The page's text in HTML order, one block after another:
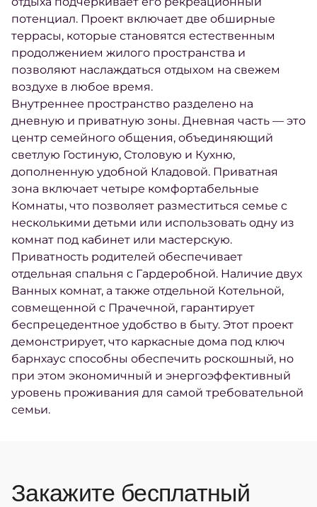
потенциал. Проект включает две обширные
террасы, которые становятся естественным
продолжением жилого пространства и
позволяют наслаждаться отдыхом на свежем
воздухе в любое время.
Внутреннее пространство разделено на
дневную и приватную зоны. Дневная часть — это
центр семейного общения, объединяющий
светлую Гостиную, Столовую и Кухню,
дополненную удобной Кладовой. Приватная
зона включает четыре комфортабельные
Комнаты, что позволяет разместиться семье с
несколькими детьми или использовать одну из
комнат под кабинет или мастерскую.
Приватность родителей обеспечивает
отдельная спальня с Гардеробной. Наличие двух
Ванных комнат, а также отдельной Котельной,
совмещенной с Прачечной, гарантирует
беспрецедентное удобство в быту. Этот проект
демонстрирует, что каркасные дома под ключ
барнхаус способны обеспечить роскошный, но
при этом экономичный и энергоэффективный
уровень проживания для самой требовательной
семьи.
Закажите бесплатный